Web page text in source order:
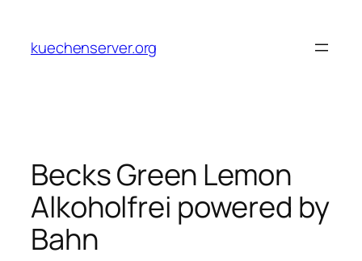
content
kuechenserver.org
Becks Green Lemon
Alkoholfrei powered by
Bahn